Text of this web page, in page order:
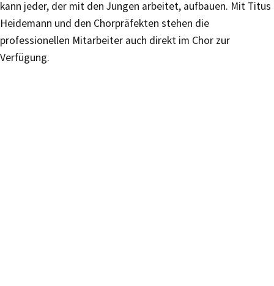
kann jeder, der mit den Jungen arbeitet, aufbauen. Mit Titus
Heidemann und den Chorpräfekten stehen die
professionellen Mitarbeiter auch direkt im Chor zur
Verfügung.